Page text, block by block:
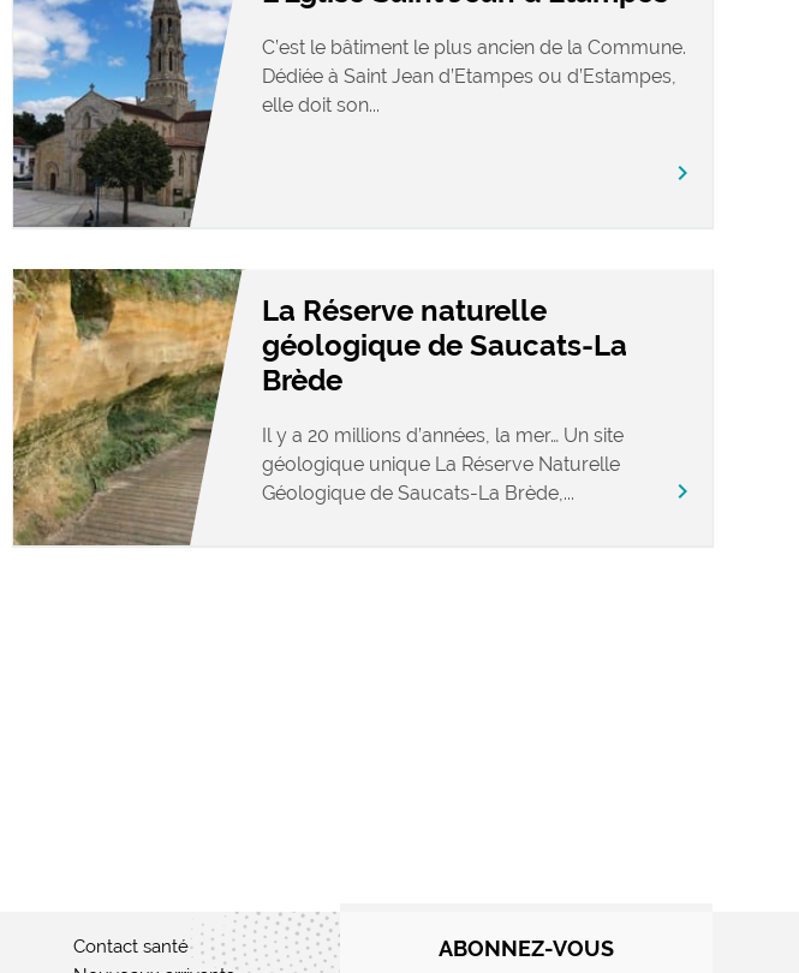
C’est le bâtiment le plus ancien de la Commune.
Dédiée à Saint Jean d’Etampes ou d’Estampes,
elle doit son...
chevron_right
La Réserve naturelle
géologique de Saucats-La
Brède
Il y a 20 millions d’années, la mer… Un site
géologique unique La Réserve Naturelle
Géologique de Saucats-La Brède,...
chevron_right
Contact santé
ABONNEZ-VOUS